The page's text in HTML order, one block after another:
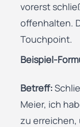
vorerst
offenhalten.
Touchpoint.
Beispiel-
Betreff:
Meier, ich
zu erreichen,